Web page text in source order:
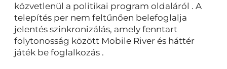
közvetlenül a politikai program oldaláról . A
telepítés per nem feltűnően belefoglalja
jelentés szinkronizálás, amely fenntart
folytonosság között Mobile River és háttér
játék be foglalkozás .